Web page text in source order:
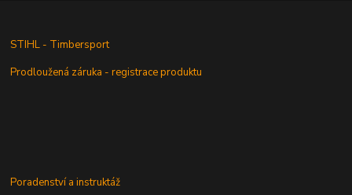
STIHL - Timbersport
Prodloužená záruka - registrace produktu
Poradenství a instruktáž